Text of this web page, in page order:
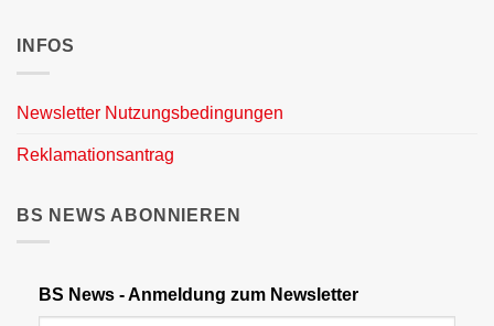
INFOS
Newsletter Nutzungsbedingungen
Reklamationsantrag
BS NEWS ABONNIEREN
BS News - Anmeldung zum Newsletter